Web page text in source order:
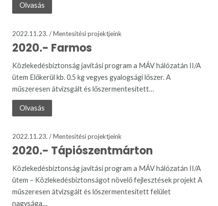
Olvasás
2022.11.23. /Mentesítési projektjeink
2020.- Farmos
Közlekedésbiztonság javítási program a MÁV hálózatán II/A
ütem Előkerül kb. 0.5 kg vegyes gyalogsági lőszer. A
műszeresen átvizsgált és lőszermentesített…
Olvasás
2022.11.23. /Mentesítési projektjeink
2020.- Tápiószentmárton
Közlekedésbiztonság javítási program a MÁV hálózatán II/A
ütem – Közlekedésbiztonságot növelő fejlesztések projekt A
műszeresen átvizsgált és lőszermentesített felület
nagysága…